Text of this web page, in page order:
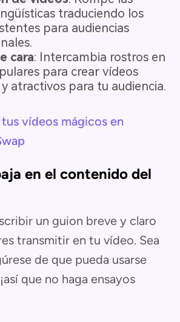
traduciendo los
para audiencias
cara: Intercambia rostros en
para crear vídeos
atractivos para tu audiencia.
vídeos mágicos en
en el contenido del
un guion breve y claro
transmitir en tu vídeo. Sea
de que pueda usarse
que no haga ensayos